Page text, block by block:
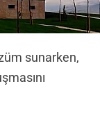
sunarken,